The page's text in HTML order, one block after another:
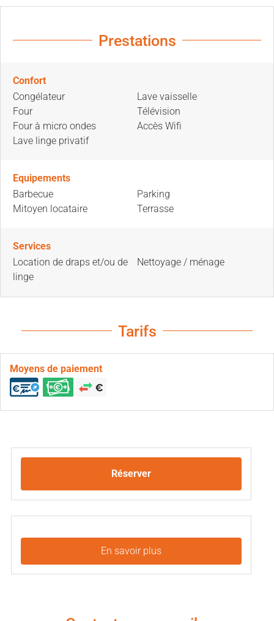
Prestations
Confort
Congélateur
Four
Four à micro ondes
Lave linge privatif
Lave vaisselle
Télévision
Accès Wifi
Equipements
Barbecue
Mitoyen locataire
Parking
Terrasse
Services
Location de draps et/ou de
linge
Nettoyage / ménage
Tarifs
Moyens de paiement
Réserver
En savoir plus